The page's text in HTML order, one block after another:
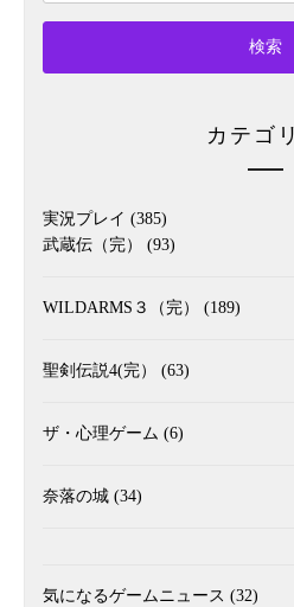
カテゴ
実況プレイ (385)
武蔵伝（完）
(93)
WILDARMS３（完） (189)
聖剣伝説4(完） (63)
ザ・心理ゲーム (6)
奈落の城 (34)
気になるゲームニュース (32)